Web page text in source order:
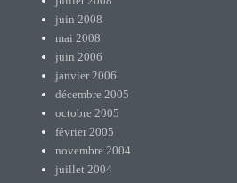
juin 2008
mai 2008
juin 2006
janvier 2006
décembre 2005
octobre 2005
février 2005
novembre 2004
juillet 2004